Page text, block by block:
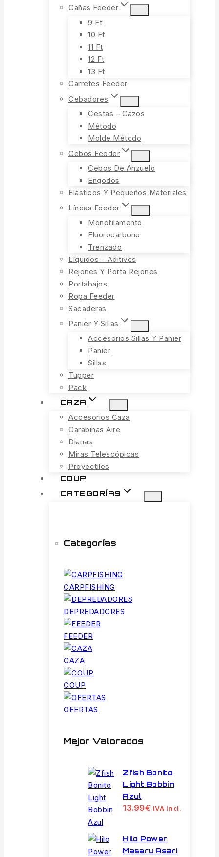
Cañas Feeder
9 Ft
10 Ft
11 Ft
12 Ft
13 Ft
Carretes Feeder
Cebadores
Cestas – Cazos
Método
Molde Método
Cebos Feeder
Cebos De Anzuelo
Engodos
Elásticos Y Pequeños Materiales
Líneas Feeder
Monofilamento
Fluorocarbono
Trenzado
Líquidos – Aditivos
Rejones Y Porta Rejones
Portabajos
Ropa Feeder
Sacaderas
Panier Y Sillas
Accesorios Sillas Y Panier
Panier
Sillas
Tupper
Pack
CAZA
Accesorios Caza
Carabinas Aire
Dianas
Miras Telescópicas
Proyectiles
COUP
CATEGORÍAS
Categorías
CARPFISHING
DEPREDADORES
FEEDER
CAZA
COUP
OFERTAS
Mejor Valorados
Zfish Bonito
Light Bobbin
Azul
13.99€ IVA incl.
Hilo Power
Masaru Asari